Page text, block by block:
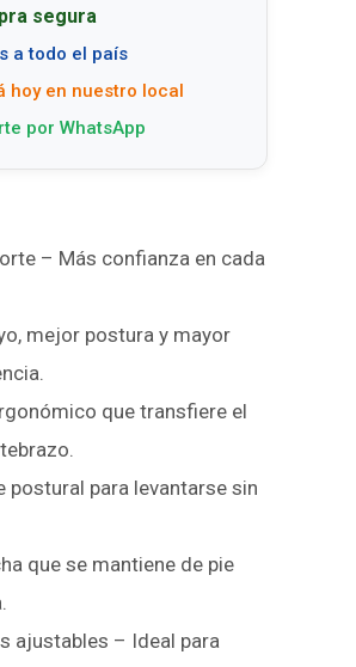
segura
a todo el país
hoy en nuestro local
por WhatsApp
– Más confianza en cada
mejor postura y mayor
que transfiere el
postural para levantarse sin
que se mantiene de pie
ajustables – Ideal para